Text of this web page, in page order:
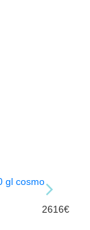
2616€